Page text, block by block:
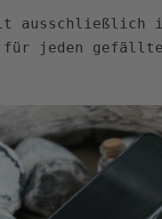
ausschließlich
jeden